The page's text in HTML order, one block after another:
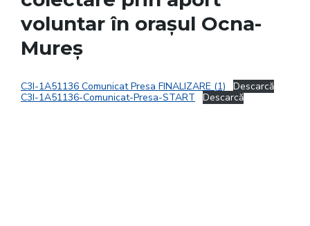
voluntar în orașul Ocna-
Mureș
C3I-1A51136 Comunicat Presa FINALIZARE (1)
Descarcă
C3I-1A51136-Comunicat-Presa-START
Descarcă